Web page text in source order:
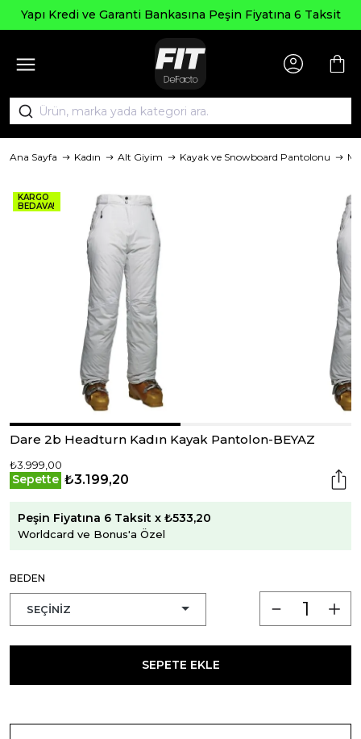
Yapı Kredi ve Garanti Bankasına Peşin Fiyatına 6 Taksit
Ana Sayfa Kadın Alt Giyim Kayak ve Snowboard Pantolonu
KARGO
BEDAVA!
Dare 2b Headturn Kadın Kayak Pantolon-BEYAZ
₺3.999,00
Sepette ₺3.199,20
Peşin Fiyatına 6 Taksit x ₺533,20
Worldcard ve Bonus'a Özel
BEDEN
SEPETE EKLE